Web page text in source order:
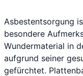
Asbestentsorgung
besondere
Wundermaterial in
aufgrund seiner
gefürchtet.